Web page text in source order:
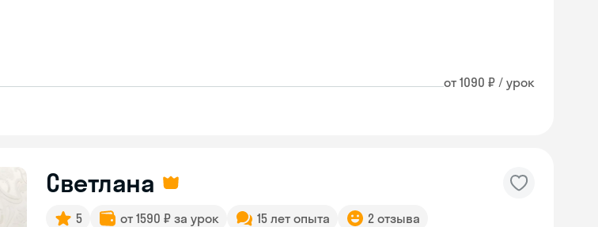
от 1090 ₽ / урок
Светлана
5 от 1590 ₽ за урок 15 лет опыта 2 отзыва